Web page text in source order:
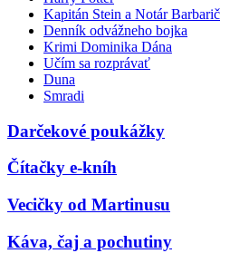
Kapitán Stein a Notár Barbarič
Denník odvážneho bojka
Krimi Dominika Dána
Učím sa rozprávať
Duna
Smradi
Darčekové poukážky
Čítačky e-kníh
Vecičky od Martinusu
Káva, čaj a pochutiny